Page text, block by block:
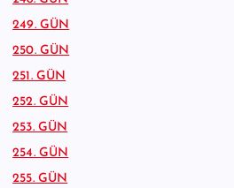
249. GÜN
250. GÜN
251. GÜN
252. GÜN
253. GÜN
254. GÜN
255. GÜN